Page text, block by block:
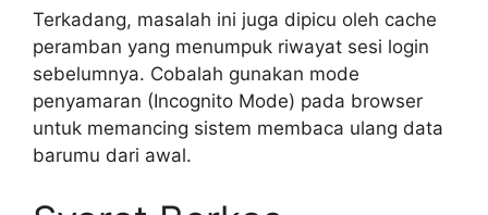
Terkadang, masalah ini juga dipicu oleh cache
peramban yang menumpuk riwayat sesi login
sebelumnya. Cobalah gunakan mode
penyamaran (Incognito Mode) pada browser
untuk memancing sistem membaca ulang data
barumu dari awal.